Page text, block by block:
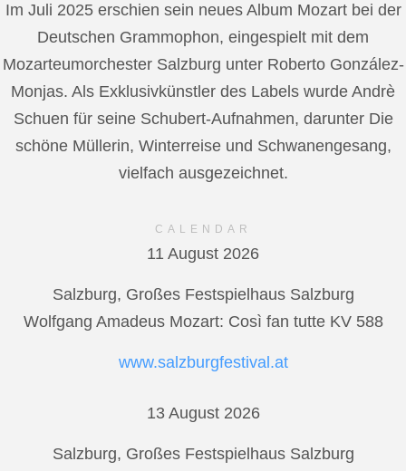
Im Juli 2025 erschien sein neues Album Mozart bei der
Deutschen Grammophon, eingespielt mit dem
Mozarteumorchester Salzburg unter Roberto González-
Monjas. Als Exklusivkünstler des Labels wurde Andrè
Schuen für seine Schubert-Aufnahmen, darunter Die
schöne Müllerin, Winterreise und Schwanengesang,
vielfach ausgezeichnet.
CALENDAR
11 August 2026
Salzburg, Großes Festspielhaus Salzburg
Wolfgang Amadeus Mozart: Così fan tutte KV 588
www.salzburgfestival.at
13 August 2026
Salzburg, Großes Festspielhaus Salzburg